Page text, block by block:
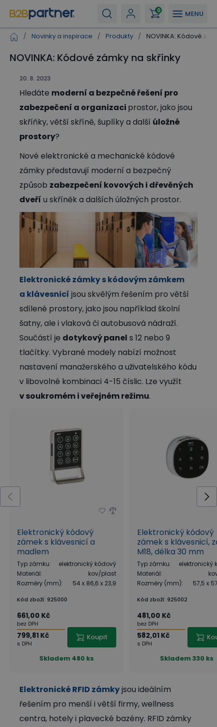
MENU
0
/ Novinky a inspirace / Produkty / NOVINKA: Kódové
NOVINKA: Kódové zámky na skřínky
20. 8. 2023
Hledáte moderní a bezpečné řešení pro
zabezpečení a organizaci prostor, jako jsou
skříňky, větší skříně, šuplíky a další úložné
prostory?
Nové elektronické a mechanické kódové
zámky představují moderní a bezpečný
způsob zabezpečení kovových i dřevěných
dveří u skříněk a dalších úložných prostor.
Elektronické zámky s kódovým zámkem
a klávesnicí jsou skvělým řešením pro větší
sdílené prostory, jako jsou například školní
šatny, ale i vlaková či autobusová nádraží.
Součástí je dotykový panel s 12 nebo 9
tlačítky. Vybrané modely nabízí možnost
nastavení manažerského a uživatelského kódu
v libovolné kombinaci 4-15 číslic. Lze využít
v soukromém i veřejném režimu.
Elektronický kódový
zámek s klávesnicí a
madlem
Typ zámku:
elektronický kódový
Materiál:
kov/plast
Rozměry (mm): 54 x 86,6 x 23,9
Kód zboží: 925000
661,00 Kč
bez DPH
799,81 Kč
s DPH
Koupit
Skladem 480 ks
Elektronický kódový
zámek s klávesnicí,
M18, délka 30 mm
Typ zámku:
elektronický
Materiál:
Rozměry (mm): 57,5 x
Kód zboží: 925002
481,00 Kč
bez DPH
582,01 Kč
s DPH
Skladem330 ks
Elektronické RFID zámkyjsou ideálním
řešením pro menší i větší firmy, wellness
centra, hotely i plavecké bazény. RFID zámky